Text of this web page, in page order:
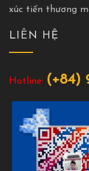
xúc tiến thương
LIÊN HỆ
Hotline: (+84)